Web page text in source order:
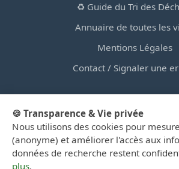
♻️ Guide du Tri des
Annuaire de toutes les
Mentions Légales
Contact / Signaler une
© 2026
d'information privé, non affilié
🍪 Transparence & Vie privée
Nous utilisons des cookies pour
(anonyme) et améliorer l'accès aux
données de recherche restent
plus.